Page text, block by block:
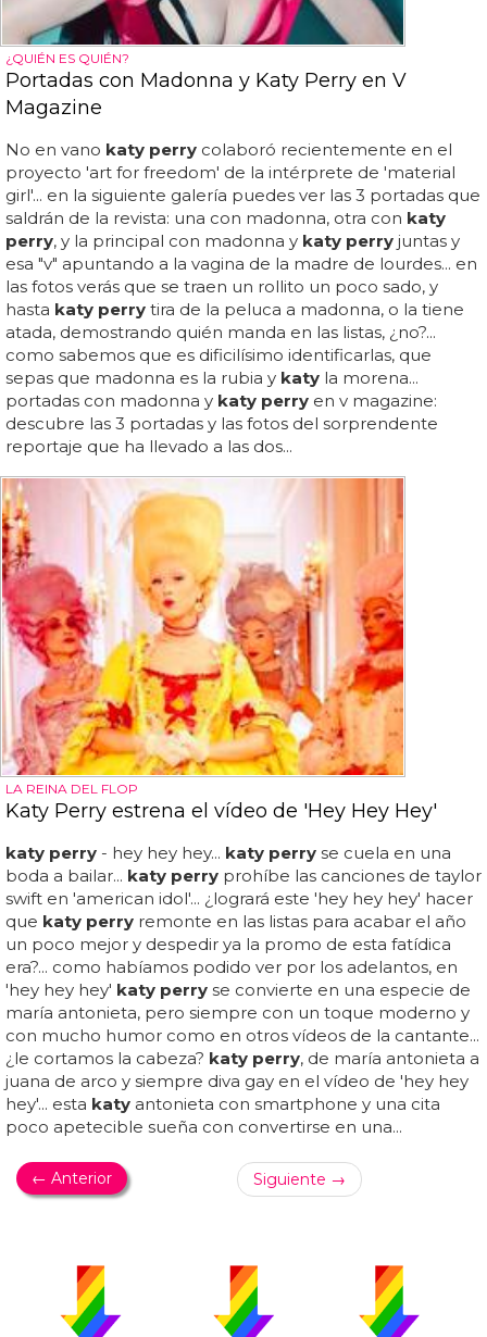
¿QUIÉN ES QUIÉN?
Portadas con Madonna y Katy Perry en V
Magazine
No en vano katy perry colaboró recientemente en el
proyecto 'art for freedom' de la intérprete de 'material
girl'... en la siguiente galería puedes ver las 3 portadas que
saldrán de la revista: una con madonna, otra con katy
perry, y la principal con madonna y katy perry juntas y
esa "v" apuntando a la vagina de la madre de lourdes... en
las fotos verás que se traen un rollito un poco sado, y
hasta katy perry tira de la peluca a madonna, o la tiene
atada, demostrando quién manda en las listas, ¿no?...
como sabemos que es dificilísimo identificarlas, que
sepas que madonna es la rubia y katy la morena...
portadas con madonna y katy perry en v magazine:
descubre las 3 portadas y las fotos del sorprendente
reportaje que ha llevado a las dos...
LA REINA DEL FLOP
Katy Perry estrena el vídeo de 'Hey Hey Hey'
katy perry - hey hey hey... katy perry se cuela en una
boda a bailar... katy perry prohíbe las canciones de taylor
swift en 'american idol'... ¿logrará este 'hey hey hey' hacer
que katy perry remonte en las listas para acabar el año
un poco mejor y despedir ya la promo de esta fatídica
era?... como habíamos podido ver por los adelantos, en
'hey hey hey' katy perry se convierte en una especie de
maría antonieta, pero siempre con un toque moderno y
con mucho humor como en otros vídeos de la cantante...
¿le cortamos la cabeza? katy perry, de maría antonieta a
juana de arco y siempre diva gay en el vídeo de 'hey hey
hey'... esta katy antonieta con smartphone y una cita
poco apetecible sueña con convertirse en una...
← Anterior Siguiente →